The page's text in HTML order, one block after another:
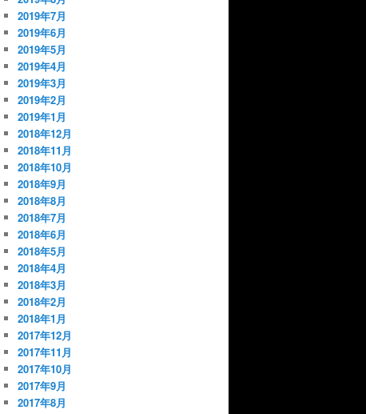
2019年7月
2019年6月
2019年5月
2019年4月
2019年3月
2019年2月
2019年1月
2018年12月
2018年11月
2018年10月
2018年9月
2018年8月
2018年7月
2018年6月
2018年5月
2018年4月
2018年3月
2018年2月
2018年1月
2017年12月
2017年11月
2017年10月
2017年9月
2017年8月